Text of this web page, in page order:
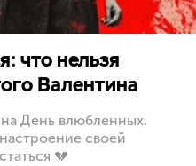
что нельзя
Валентина
День влюбленных,
своей
💔